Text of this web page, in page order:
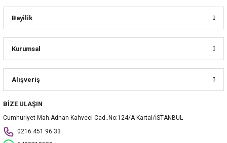
Bayilik
Kurumsal
Alışveriş
BİZE ULAŞIN
Cumhuriyet Mah.Adnan Kahveci Cad..No:124/A Kartal/İSTANBUL
0216 451 96 33